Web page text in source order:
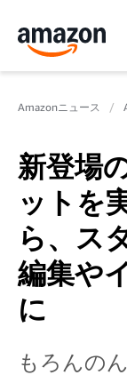
Amazonニュース
新登場
ットを
ら、ス
編集や
に
もろんの